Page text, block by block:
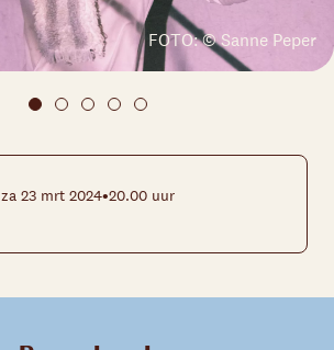
FOTO: © Sanne Peper
za 23 mrt 2024•20.00 uur